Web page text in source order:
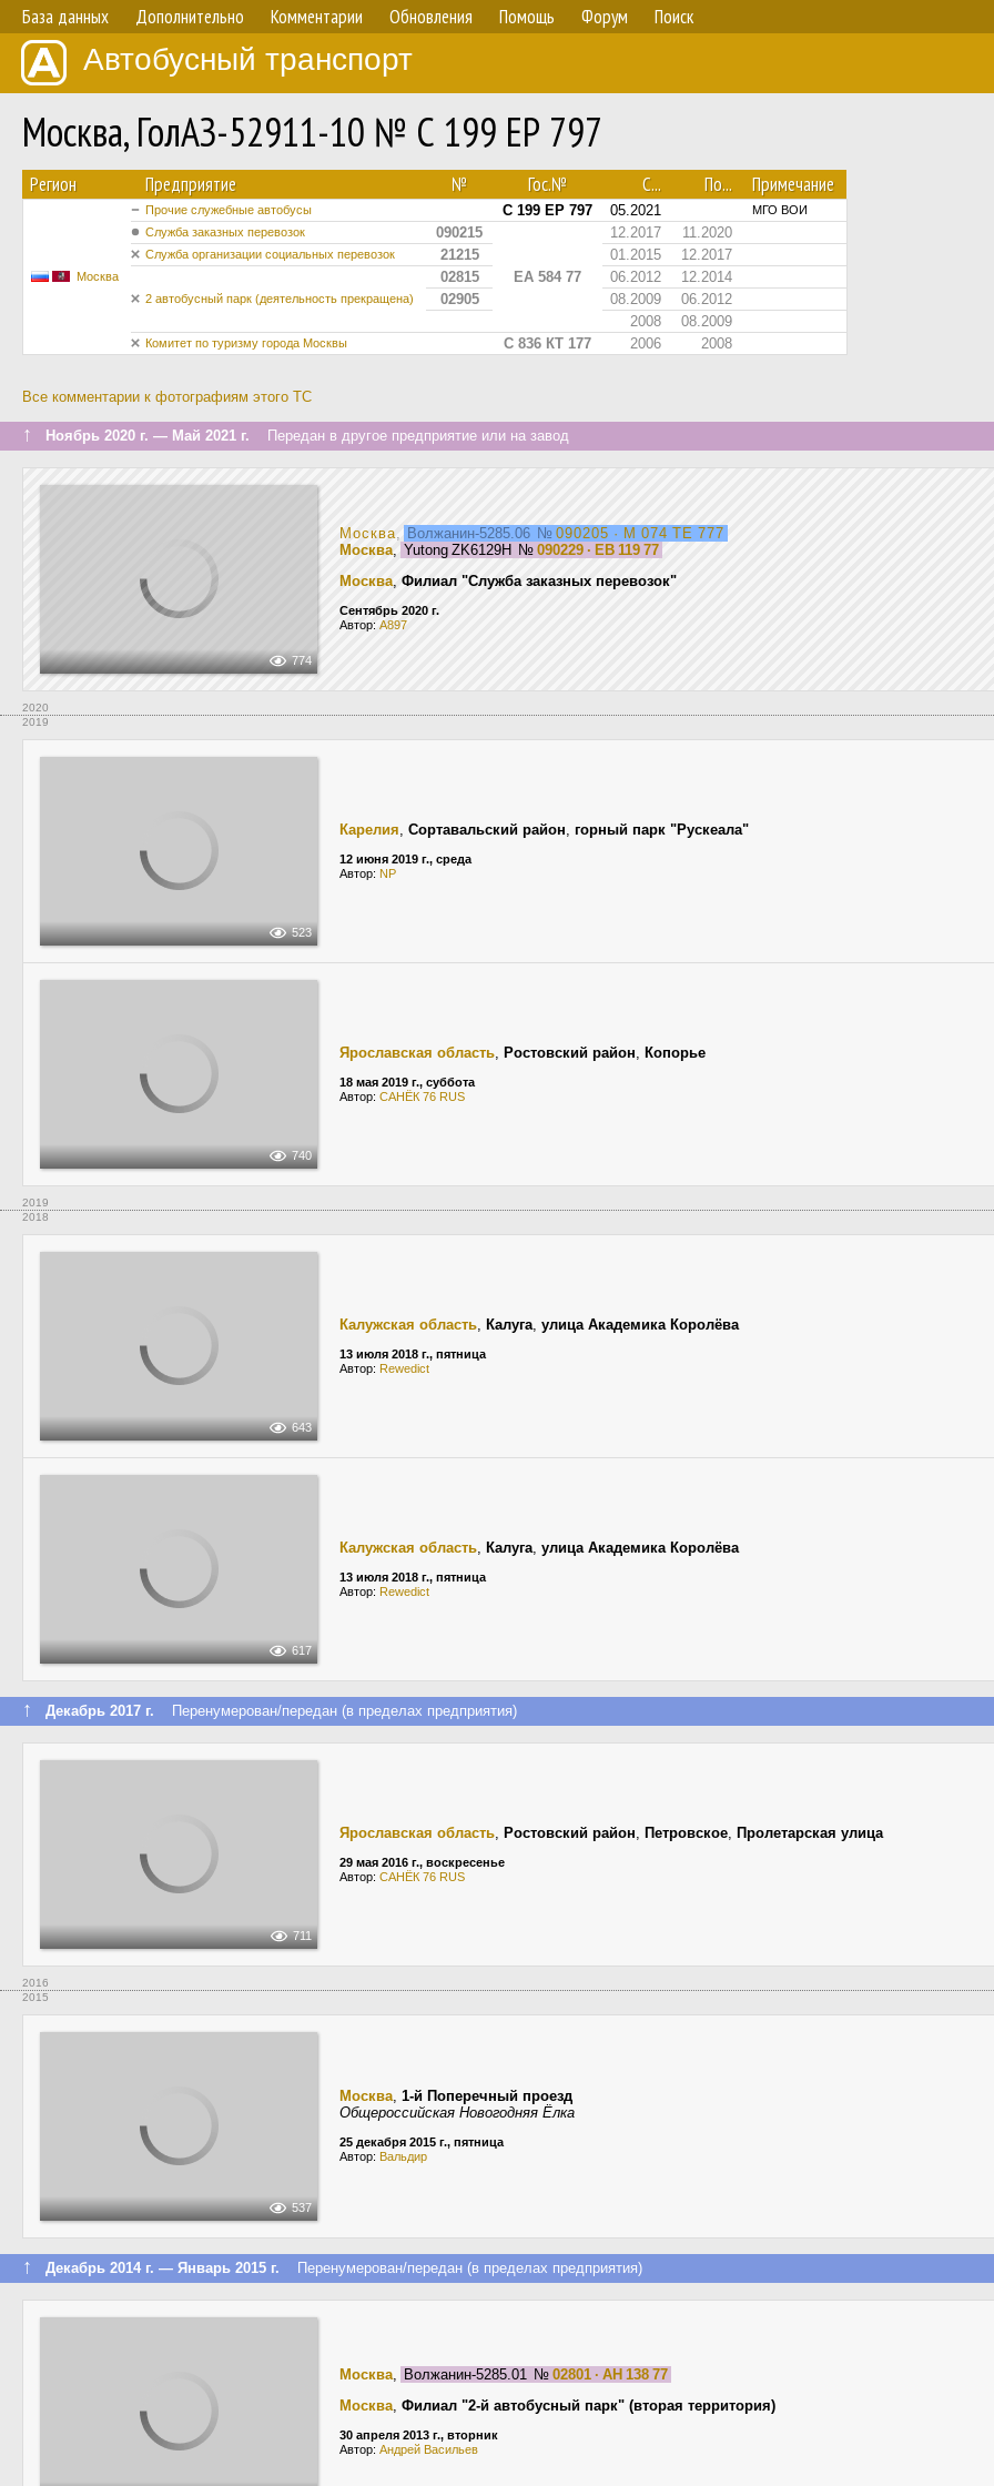
База данных Дополнительно Комментарии Обновления Помощь Форум Поиск
Автобусный транспорт
Москва, ГолАЗ-52911-10 № С 199 ЕР 797
Регион Предприятие № Гос.№ С... По... Примечание
Москва
Прочие служебные автобусы С 199 ЕР 797 05.2021
МГО ВОИ
Служба заказных перевозок
090215
ЕА 584 77
12.2017 11.2020
Служба организации социальных перевозок 21215 01.2015 12.2017
2 автобусный парк (деятельность прекращена)
02815 06.2012
12.2014
02905
08.2009
06.2012
2008
08.2009
Комитет по туризму города Москвы С 836 КТ 177 2006 2008
Все комментарии к фотографиям этого ТС
↑ Ноябрь 2020 г. — Май 2021 г. Передан в другое предприятие или на завод
774
Москва, Волжанин-5285.06 № 090205 · М 074 ТЕ 777
Москва, Yutong ZK6129H № 090229 · ЕВ 119 77
Москва, Филиал "Служба заказных перевозок"
Сентябрь 2020 г.
Автор: A897
2020
2019
523
Карелия, Сортавальский район, горный парк "Рускеала"
12 июня 2019 г., среда
Автор: NP
740
Ярославская область, Ростовский район, Копорье
18 мая 2019 г., суббота
Автор: САНЁК 76 RUS
2019
2018
643
Калужская область, Калуга, улица Академика Королёва
13 июля 2018 г., пятница
Автор: Rewedict
617
Калужская область, Калуга, улица Академика Королёва
13 июля 2018 г., пятница
Автор: Rewedict
↑ Декабрь 2017 г. Перенумерован/передан (в пределах предприятия)
711
Ярославская область, Ростовский район, Петровское, Пролетарская улица
29 мая 2016 г., воскресенье
Автор: САНЁК 76 RUS
2016
2015
537
Москва, 1-й Поперечный проезд
Общероссийская Новогодняя Ёлка
25 декабря 2015 г., пятница
Автор: Вальдир
↑ Декабрь 2014 г. — Январь 2015 г. Перенумерован/передан (в пределах предприятия)
Москва, Волжанин-5285.01 № 02801 · АН 138 77
Москва, Филиал "2-й автобусный парк" (вторая территория)
30 апреля 2013 г., вторник
Автор: Андрей Васильев